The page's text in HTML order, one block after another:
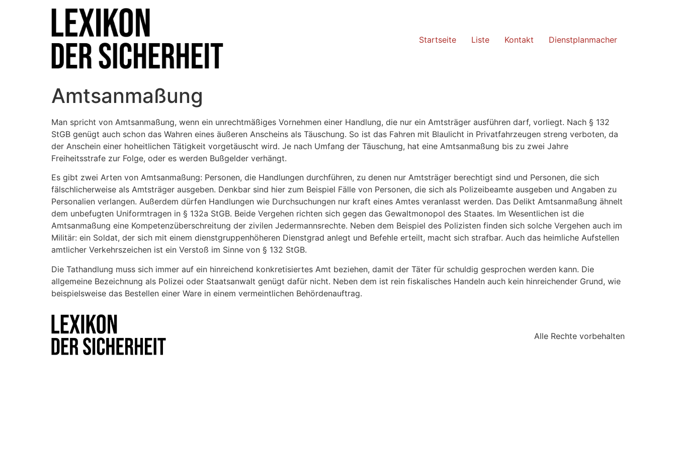
Startseite Liste Kontakt Dienstplanmacher
Amtsanmaßung
Man spricht von Amtsanmaßung, wenn ein unrechtmäßiges Vornehmen einer Handlung, die nur ein Amtsträger ausführen darf, vorliegt. Nach § 132
StGB genügt auch schon das Wahren eines äußeren Anscheins als Täuschung. So ist das Fahren mit Blaulicht in Privatfahrzeugen streng verboten, da
der Anschein einer hoheitlichen Tätigkeit vorgetäuscht wird. Je nach Umfang der Täuschung, hat eine Amtsanmaßung bis zu zwei Jahre
Freiheitsstrafe zur Folge, oder es werden Bußgelder verhängt.
Es gibt zwei Arten von Amtsanmaßung: Personen, die Handlungen durchführen, zu denen nur Amtsträger berechtigt sind und Personen, die sich
fälschlicherweise als Amtsträger ausgeben. Denkbar sind hier zum Beispiel Fälle von Personen, die sich als Polizeibeamte ausgeben und Angaben zu
Personalien verlangen. Außerdem dürfen Handlungen wie Durchsuchungen nur kraft eines Amtes veranlasst werden. Das Delikt Amtsanmaßung ähnelt
dem unbefugten Uniformtragen in § 132a StGB. Beide Vergehen richten sich gegen das Gewaltmonopol des Staates. Im Wesentlichen ist die
Amtsanmaßung eine Kompetenzüberschreitung der zivilen Jedermannsrechte. Neben dem Beispiel des Polizisten finden sich solche Vergehen auch im
Militär: ein Soldat, der sich mit einem dienstgruppenhöheren Dienstgrad anlegt und Befehle erteilt, macht sich strafbar. Auch das heimliche Aufstellen
amtlicher Verkehrszeichen ist ein Verstoß im Sinne von § 132 StGB.
Die Tathandlung muss sich immer auf ein hinreichend konkretisiertes Amt beziehen, damit der Täter für schuldig gesprochen werden kann. Die
allgemeine Bezeichnung als Polizei oder Staatsanwalt genügt dafür nicht. Neben dem ist rein fiskalisches Handeln auch kein hinreichender Grund, wie
beispielsweise das Bestellen einer Ware in einem vermeintlichen Behördenauftrag.
Alle Rechte vorbehalten